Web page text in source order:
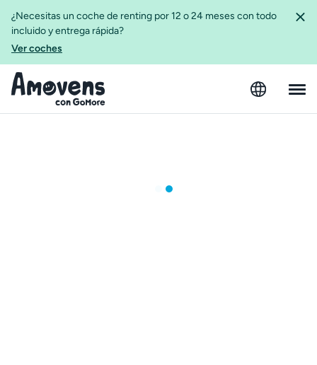
¿Necesitas un coche de renting por 12 o 24 meses con todo
incluido y entrega rápida?
Ver coches